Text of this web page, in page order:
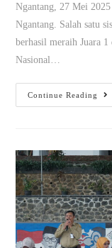
Ngantang, 27 Mei
Ngantang. Salah satu
berhasil meraih Juara
Nasional…
Continue Reading